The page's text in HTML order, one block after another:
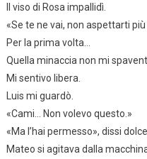
Il viso di Rosa impallidì.
«Se te ne vai, non aspettarti
Per la prima volta…
Quella minaccia non mi
Mi sentivo libera.
Luis mi guardò.
«Cami… Non volevo questo.»
«Ma l’hai permesso», dissi
Mateo si agitava dalla